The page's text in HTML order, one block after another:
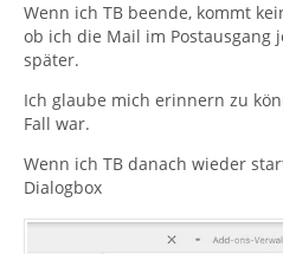
Wenn ich TB beende, kommt
ob ich die Mail im Postausgang
später.
Ich glaube mich erinnern zu
Fall war.
Wenn ich TB danach wieder
Dialogbox